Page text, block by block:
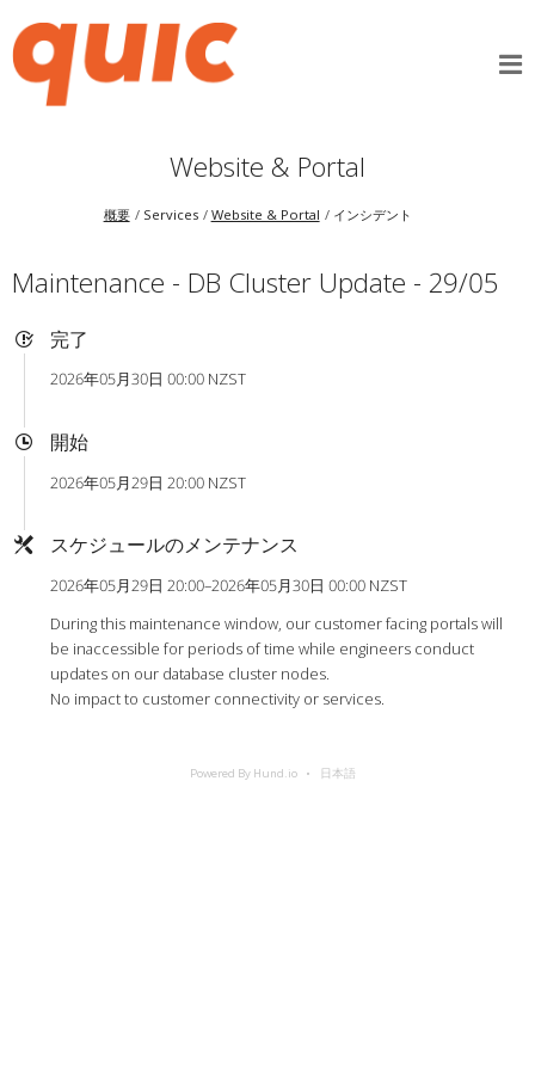
Website & Portal
概要 Services Website & Portal インシデント
Maintenance - DB Cluster Update - 29/05
完了
2026年05月30日 00:00 NZST
開始
2026年05月29日 20:00 NZST
スケジュールのメンテナンス
2026年05月29日 20:00–2026年05月30日 00:00 NZST
During this maintenance window, our customer facing portals will
be inaccessible for periods of time while engineers conduct
updates on our database cluster nodes.
No impact to customer connectivity or services.
Powered By Hund.io 日本語